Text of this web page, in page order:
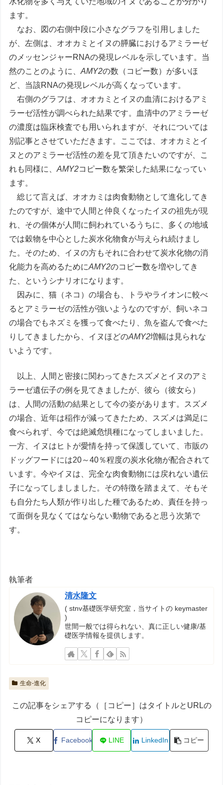
ます。
なお、図の右側中段に小さなグラフを引用しました
が、左側は、オオカミとイヌの膵臓におけるアミラーゼ
のメッセンジャーRNAの発現レベルを示しています。当
然のことのように、AMY2の数（コピー数）が多いほ
ど、当該RNAの発現レベルが高くなっています。
右側のグラフは、オオカミとイヌの血清におけるアミ
ラーゼ活性が調べられた結果です。血清中のアミラーゼ
の濃度は臨床検査でも用いられますが、それについては
別記事とさせていただきます。ここでは、オオカミとイ
ヌとのアミラーゼ活性の差を見て頂きたいのですが、こ
れも同様に、AMY2コピー数を繁栄した結果になってい
ます。
総じて言えば、オオカミは肉食動物として進化してき
たのですが、途中で人間と仲良くなったイヌの祖先が現
れ、その個体が人間に飼われているうちに、多くの地域
では穀物を中心とした炭水化物食が与えられ続けまし
た。そのため、イヌの方もそれに合わせて炭水化物の消
化能力を高めるためにAMY2のコピー数を増やしてき
た、というシナリオになります。
因みに、猫（ネコ）の場合も、トラやライオンに較べ
るとアミラーゼの活性が強いようなのですが、飼いネコ
の場合でもネズミを獲って食べたり、魚を盗んで食べた
りしてきましたから、イヌほどのAMY2増幅は見られな
いようです。
以上、人間と密接に関わってきたスズメとイヌのアミ
ラーゼ遺伝子の例を見てきましたが、彼ら（彼女ら）
は、人間の活動の結果として今の姿があります。スズメ
の場合、近年は稲作が減ってきたため、スズメは満足に
食べられず、今では絶滅危惧種になってしまいました。
一方、イヌはヒトが愛情を持って保護していて、市販の
ドッグフードには20～40％程度の炭水化物が配合されて
います。今やイヌは、完全な肉食動物には戻れない遺伝
子になってしましました。その特徴を踏まえて、そもそ
も自分たち人類が作り出した種であるため、責任を持っ
て面倒を見なくてはならない動物であると思う次第で
す。
執筆者
清水隆文
( stnv基礎医学研究室，当サイトの keymaster
)
世間一般では得られない、真に正しい健康/基
礎医学情報を提供します。
生命-進化
この記事をシェアする（［コピー］はタイトルとURLの
コピーになります）
X Facebook LINE LinkedIn コピー